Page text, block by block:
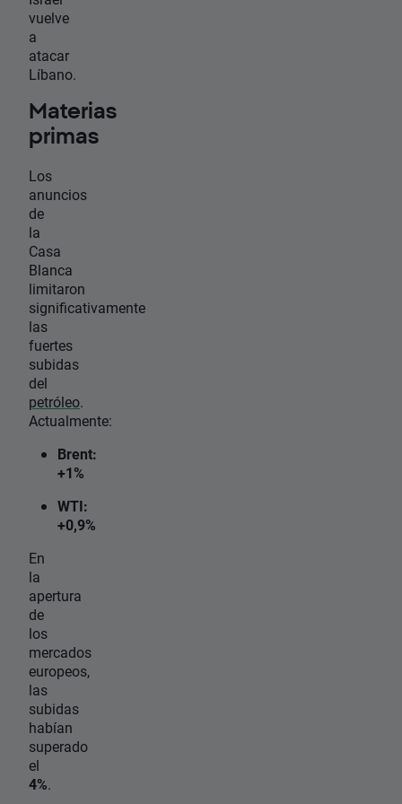
vuelve
a
atacar
Líbano.
Materias
primas
Los
anuncios
de
la
Casa
Blanca
limitaron
significativamente
las
fuertes
subidas
del
petróleo.
Actualmente:
Brent:
+1%
WTI:
+0,9%
En
la
apertura
de
los
mercados
europeos,
las
subidas
habían
superado
el
4%.